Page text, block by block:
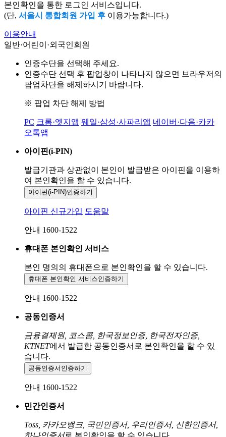
본인확인을 통한 로그인 서비스입니다.
(단, 서울시 통합회원 가입 후 이용가능합니다.)
이용안내
일반·어린이·외국인회원
인증수단을 선택해 주세요.
인증수단 선택 후 팝업창이 나타나지 않으면 브라우저의
팝업차단을 해제하시기 바랍니다.
※ 팝업 차단 해제 방법
PC 크롬·엣지앱 웨일·삼성·사파리앱 네이버·다음·카카
오톡앱
아이핀(i-PIN)
발급기관과 상관없이 본인이 발급받은 아이핀을 이용하
여 본인확인을 할 수 있습니다.
아이핀(i-PIN)인증하기
아이핀 신규가입 도움말
안내 1600-1522
휴대폰 본인확인 서비스
본인 명의의 휴대폰으로 본인확인을 할 수 있습니다.
휴대폰 본인확인 서비스인증하기
안내 1600-1522
공동인증서
금융결제원, 코스콤, 한국정보인증, 한국전자인증,
KTNET에서 발급한 공동인증서로 본인확인을 할 수 있
습니다.
공동인증서 인증하기
안내 1600-1522
민간인증서
Toss, 카카오뱅크, 국민인증서, 우리인증서, 신한인증서,